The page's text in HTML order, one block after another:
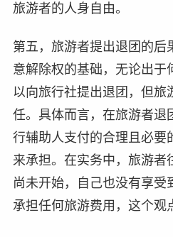
旅游者的人身自由。
第五，旅游者提出退团的后
意解除权的基础，无论出于
以向旅行社提出退团，但旅
任。具体而言，在旅游者退
行辅助人支付的合理且必要
来承担。在实务中，旅游者
尚未开始，自己也没有享受
承担任何旅游费用，这个观